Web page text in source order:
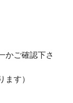
かご確認下さ
す）